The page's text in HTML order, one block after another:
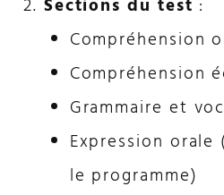
Sections du test :
Compréhension
Compréhension
Grammaire et
Expression
le programme)